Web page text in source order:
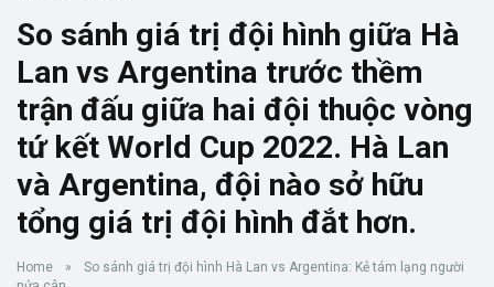
So sánh giá trị đội hình giữa Hà
Lan vs Argentina trước thềm
trận đấu giữa hai đội thuộc vòng
tứ kết World Cup 2022. Hà Lan
và Argentina, đội nào sở hữu
tổng giá trị đội hình đắt hơn.
Home »
So sánh giá trị đội hình Hà Lan vs Argentina: Kẻ tám lạng người